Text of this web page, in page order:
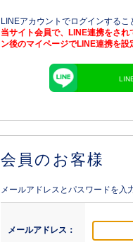
LINEアカウントでログインするこ
当サイト会員で、LINE連携をさ
ン後のマイページでLINE連携を設
会員のお客様
メールアドレスとパスワードを入
メールアドレス：